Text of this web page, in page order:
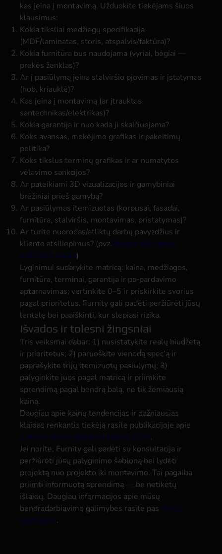
kas įeina į montavimą. Užduokite tiekėjams šiuos
klausimus:
Kokia tiksliai medžiagų specifikacija
(MDF/laminatas, storis, atspalvis/faktūra)?
Kokia furnitūra bus naudojama (vyriai, bėgiai —
prekės ženklas)?
Ar į pasiūlymą įeina stalviršio pjovimas ir įstatymas
(hob, kriauklė)?
Kas įeina į montavimą (ar įtrauktas
santechnikas/elektrikas)?
Kokia garantija ir nuo kada ji skaičiuojama?
Koks avansas, mokėjimo grafikas ir pakeitimų
politika?
Koks tikslus terminų grafikas ir ar numatytos
vėlavimo sankcijos?
Ar pateikiami 3D vizualizacijos ir gamybiniai
brėžiniai prieš gamybą?
Ar pasiūlymas itemizuotas (korpusai, fasadai,
furnitūra, stalviršis, montavimas, pristatymas)?
Ar turite nuorodas/atliktų darbų pavyzdžius ir
kliento atsiliepimus? (pvz. Boldre Hill darbo
kambario spinta)
Lyginimui sudarykite matricą: kaina, medžiagos,
furnitūra, terminai, garantija ir po‑pardavimo
aptarnavimas; vertinkite 0–5 ir priskirkite svorius
pagal prioritetus. Furnity gali padėti peržiūrėti jūsų
lentelę bei paaiškinti, kur slepiasi rizika.
Išvados ir tolesni žingsniai
Tris veiksmai dabar: 1) nusistatykite realų biudžetą
ir prioritetus; 2) paruoškite vienodą spec’ą ir
paprašykite trijų itemizuotų pasiūlymų; 3)
palyginkite juos pagal matricą ir priimkite
sprendimą pagal bendrą balą, ne tik žemiausią
kainą.
Daugiau apie kainų tendencijas ir dažniausias
klaidas renkantis tiekėją rasite publikacijoje apie
virtuvės baldų gamybos kainas 2026.
Jei norite, Furnity gali padėti su konsultacija ir
peržiūrėti jūsų palyginimo šabloną bei lydėti
projektą nuo projekto iki montavimo. Tai pagalba
priimti informuotą sprendimą — be netikėtų
išlaidų. Daugiau informacijos apie mūsų
bendradarbiavimo galimybes rasite pas mūsų
partnerius.